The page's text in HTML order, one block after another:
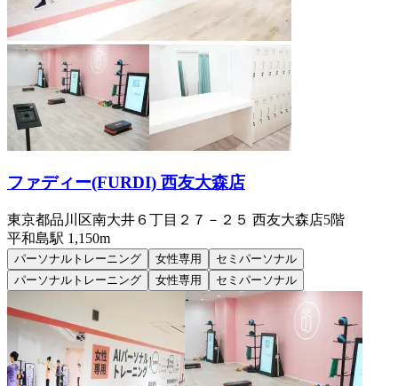
ファディー(FURDI) 西友大森店
東京都品川区南大井６丁目２７－２５ 西友大森店5階
平和島駅 1,150m
パーソナルトレーニング 女性専用
セミパーソナル
パーソナルトレーニング
女性専用 セミパーソナル